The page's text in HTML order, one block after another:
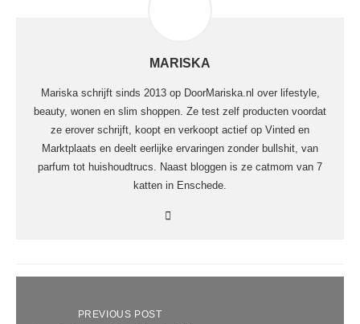
MARISKA
Mariska schrijft sinds 2013 op DoorMariska.nl over lifestyle,
beauty, wonen en slim shoppen. Ze test zelf producten voordat
ze erover schrijft, koopt en verkoopt actief op Vinted en
Marktplaats en deelt eerlijke ervaringen zonder bullshit, van
parfum tot huishoudtrucs. Naast bloggen is ze catmom van 7
katten in Enschede.
PREVIOUS POST